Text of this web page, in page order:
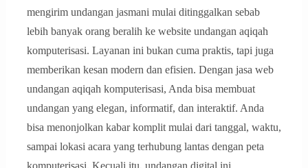
mengirim undangan jasmani mulai ditinggalkan sebab
lebih banyak orang beralih ke website undangan aqiqah
komputerisasi. Layanan ini bukan cuma praktis, tapi juga
memberikan kesan modern dan efisien. Dengan jasa web
undangan aqiqah komputerisasi, Anda bisa membuat
undangan yang elegan, informatif, dan interaktif. Anda
bisa menonjolkan kabar komplit mulai dari tanggal, waktu,
sampai lokasi acara yang terhubung lantas dengan peta